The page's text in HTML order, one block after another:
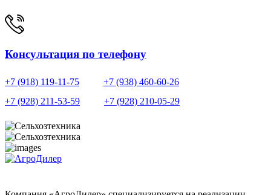
Консультация по телефону
+7 (918) 119-11-75
+7 (938) 460-60-26
+7 (928) 211-53-59
+7 (928) 210-05-29